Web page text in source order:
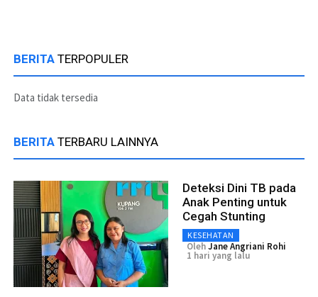
BERITA TERPOPULER
Data tidak tersedia
BERITA TERBARU LAINNYA
Deteksi Dini TB pada
Anak Penting untuk
Cegah Stunting
KESEHATAN
OlehJane Angriani Rohi
1 hari yang lalu